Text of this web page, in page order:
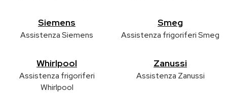
Siemens
Assistenza Siemens
Smeg
Assistenza frigoriferi Smeg
Whirlpool
Assistenza frigoriferi
Whirlpool
Zanussi
Assistenza Zanussi